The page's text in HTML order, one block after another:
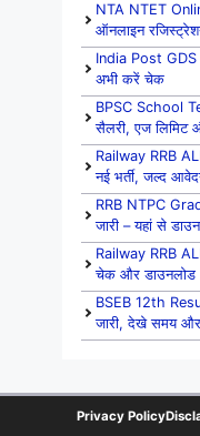
NTA NTET
ऑनलाइन
India Post
अभी करें चेक
BPSC School
सैलरी, एज लिमिट
Railway RRB
नई भर्ती, जल्द
RRB NTPC
जारी – यहां से
Railway RRB
चेक और डाउनलोड
BSEB 12th
जारी, देखे समय और
Privacy Policy